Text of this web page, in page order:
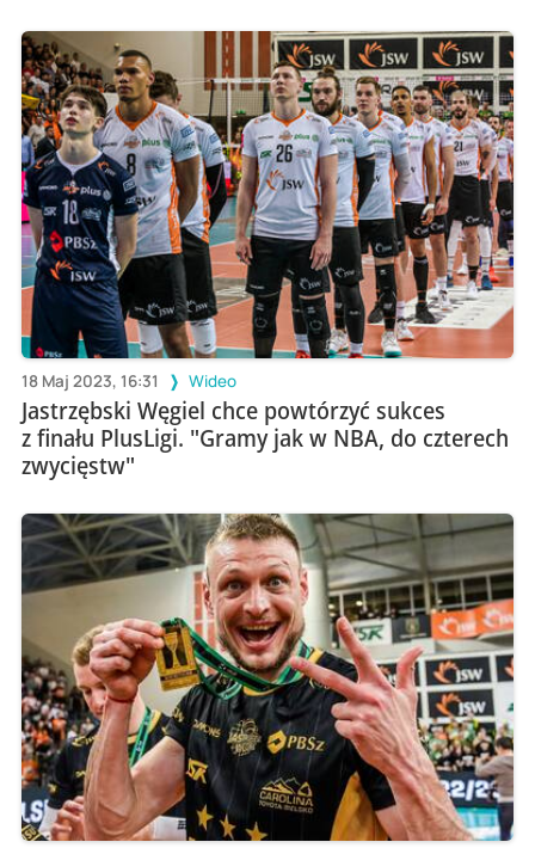
18 Maj 2023, 16:31 Wideo
Jastrzębski Węgiel chce powtórzyć sukces
z finału PlusLigi. "Gramy jak w NBA, do czterech
zwycięstw"